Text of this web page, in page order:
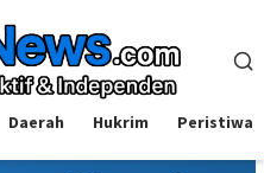
Daerah Hukrim Peristiwa